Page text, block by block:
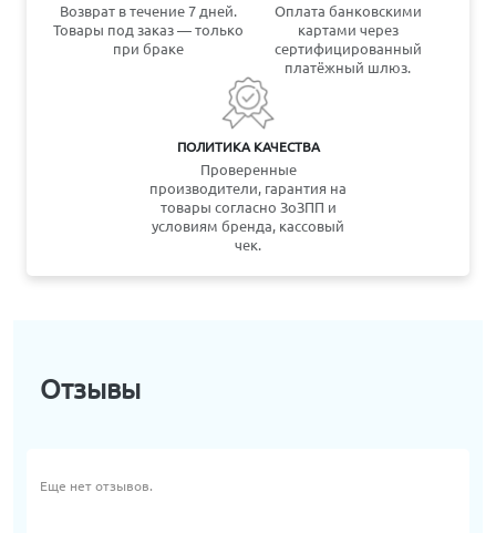
Возврат в течение 7 дней.
Товары под заказ — только
при браке
Оплата банковскими
картами через
сертифицированный
платёжный шлюз.
ПОЛИТИКА КАЧЕСТВА
Проверенные
производители, гарантия на
товары согласно ЗоЗПП и
условиям бренда, кассовый
чек.
Отзывы
Еще нет отзывов.